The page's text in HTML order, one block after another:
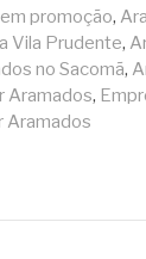
promoção,
Vila Prudente,
no Sacomã,
Aramados,
Aramados